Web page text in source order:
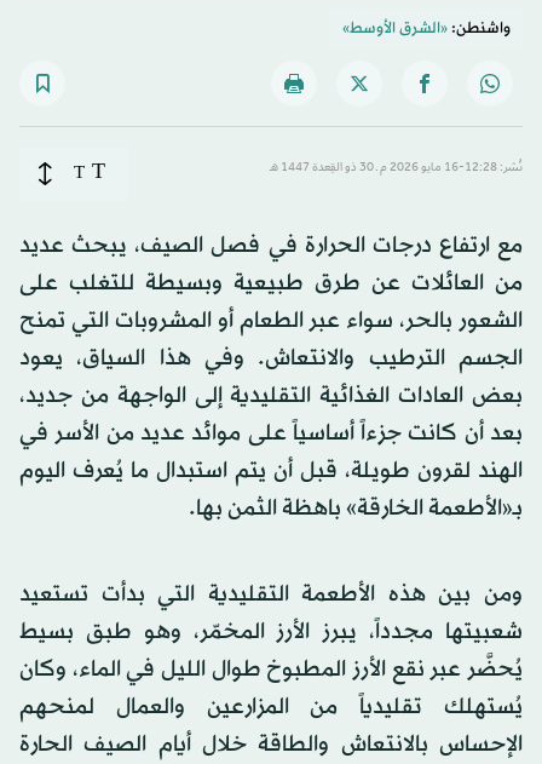
واشنطن:«الشرق الأوسط»
نُشر: 12:28-16 مايو 2026 م ـ 30 ذو القِعدة 1447 هـ T
T
مع ارتفاع درجات الحرارة في فصل الصيف، يبحث عديد
من العائلات عن طرق طبيعية وبسيطة للتغلب على
الشعور بالحر، سواء عبر الطعام أو المشروبات التي تمنح
الجسم الترطيب والانتعاش. وفي هذا السياق، يعود
بعض العادات الغذائية التقليدية إلى الواجهة من جديد،
بعد أن كانت جزءاً أساسياً على موائد عديد من الأسر في
الهند لقرون طويلة، قبل أن يتم استبدال ما يُعرف اليوم
بـ«الأطعمة الخارقة» باهظة الثمن بها.
ومن بين هذه الأطعمة التقليدية التي بدأت تستعيد
شعبيتها مجدداً، يبرز الأرز المخمّر، وهو طبق بسيط
يُحضَّر عبر نقع الأرز المطبوخ طوال الليل في الماء، وكان
يُستهلك تقليدياً من المزارعين والعمال لمنحهم
الإحساس بالانتعاش والطاقة خلال أيام الصيف الحارة